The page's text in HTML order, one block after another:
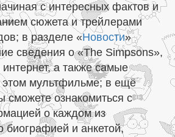
с интересных фактов и
сюжета и трейлерами
в разделе «Новости»
сведения о «The Simpsons»,
а также самые
этом мультфильме; в ещё
сможете ознакомиться с
о каждом из
биографией и анкетой,